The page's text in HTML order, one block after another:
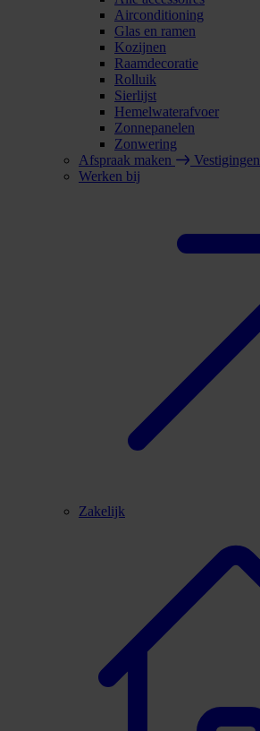
Airconditioning
Glas en ramen
Kozijnen
Raamdecoratie
Rolluik
Sierlijst
Hemelwaterafvoer
Zonnepanelen
Zonwering
Afspraak maken
Vestigingen
Werken bij
Zakelijk